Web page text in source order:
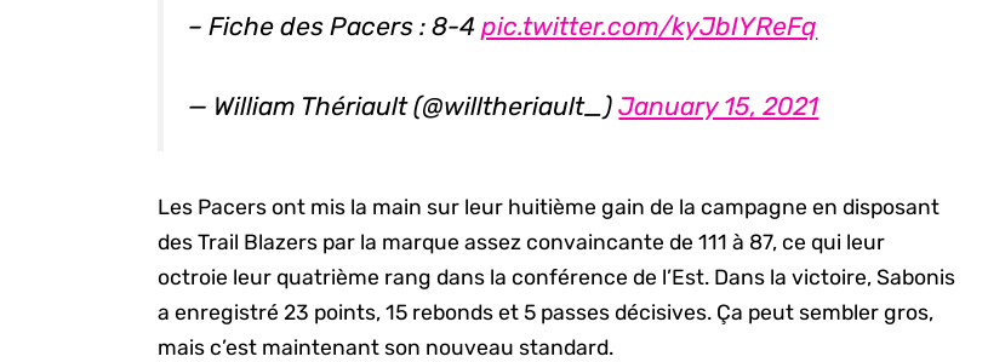
– Fiche des Pacers : 8-4pic.twitter.com/kyJbIYReFq
— William Thériault (@willtheriault_)January 15, 2021
Les Pacers ont mis la main sur leur huitième gain de la campagne en disposant
des Trail Blazers par la marque assez convaincante de 111 à 87, ce qui leur
octroie leur quatrième rang dans la conférence de l’Est. Dans la victoire, Sabonis
a enregistré 23 points, 15 rebonds et 5 passes décisives. Ça peut sembler gros,
mais c’est maintenant son nouveau standard.